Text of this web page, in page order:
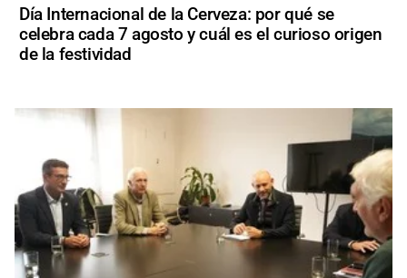
Día Internacional de la Cerveza: por qué se
celebra cada 7 agosto y cuál es el curioso origen
de la festividad